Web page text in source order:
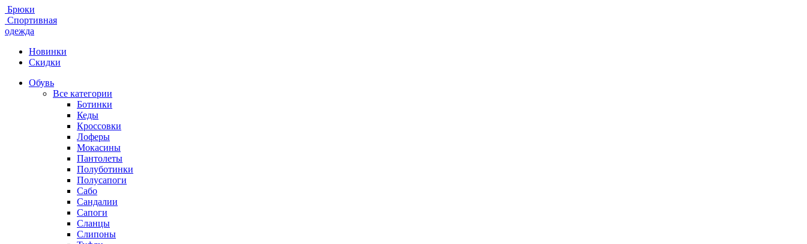
Брюки
Спортивная
одежда
Новинки
Скидки
Обувь
Все категории
Ботинки
Кеды
Кроссовки
Лоферы
Мокасины
Пантолеты
Полуботинки
Полусапоги
Сабо
Сандалии
Сапоги
Сланцы
Слипоны